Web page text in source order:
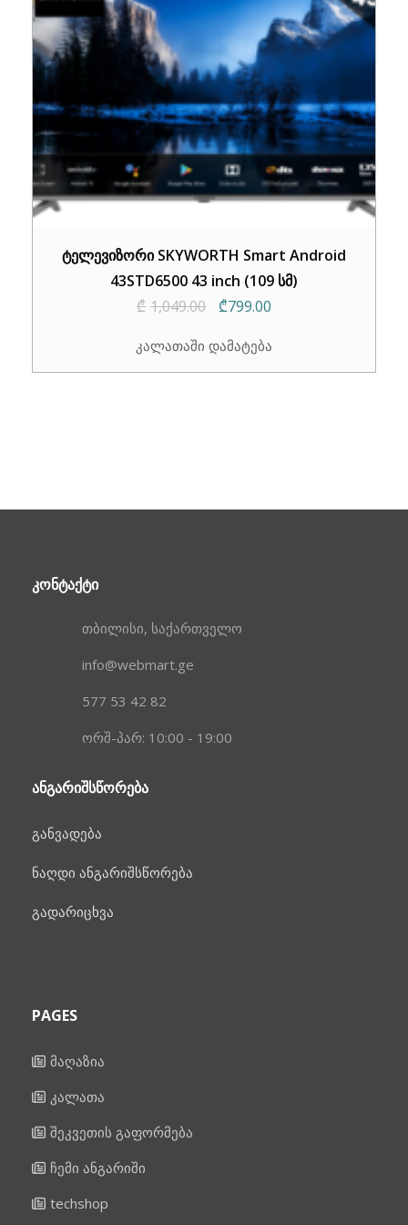
ტელევიზორი SKYWORTH Smart Android
43STD6500 43 inch (109 სმ)
₾ 1,049.00
Original
was:
₾799.00
is:
კალათაში დამატება
ᲙᲝᲜᲢᲐᲥᲢᲘ
თბილისი, საქართველო
info@webmart.ge
577 53 42 82
ორშ-პარ: 10:00 - 19:00
ᲐᲜᲒᲐᲠᲘᲨᲡᲬᲝᲠᲔᲑᲐ
განვადება
ნაღდი ანგარიშსწორება
გადარიცხვა
PAGES
მაღაზია
კალათა
შეკვეთის გაფორმება
ჩემი ანგარიში
techshop